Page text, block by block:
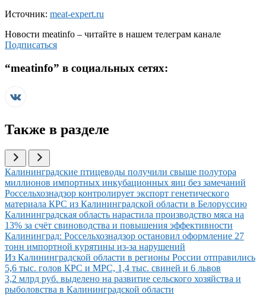
Источник: meat-expert.ru
Новости meatinfo – читайте в нашем телеграм канале
Подписаться
“meatinfo” в социальных сетях:
Также в разделе
Иллюстрация новости
Калининградские птицеводы получили свыше полутора
миллионов импортных инкубационных яиц без замечаний
Иллюстрация новости
Россельхознадзор контролирует экспорт генетического
материала КРС из Калининградской области в Белоруссию
Иллюстрация новости
Калининградская область нарастила производство мяса на
13% за счёт свиноводства и повышения эффективности
Иллюстрация новости
Калининград: Россельхознадзор остановил оформление 27
тонн импортной курятины из-за нарушений
Иллюстрация новости
Из Калининградской области в регионы России отправились
5,6 тыс. голов КРС и МРС, 1,4 тыс. свиней и 6 львов
Иллюстрация новости
3,2 млрд руб. выделено на развитие сельского хозяйства и
рыболовства в Калининградской области